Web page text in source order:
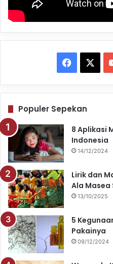
a
c
b
o
Populer Sepekan
8 Aplikasi
Indonesia
14/12/2024
Lirik dan
Ala Masea
13/10/2025
5
Pakainya
09/12/2024